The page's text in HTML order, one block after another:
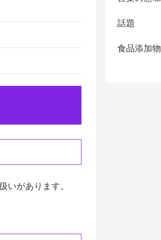
いがあります。
話題
食品添加物